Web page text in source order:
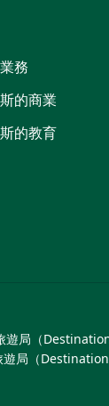
務
的商業
的教育
局（
局（Destination